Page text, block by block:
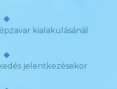
kialakulásánál
jelentkezésekor